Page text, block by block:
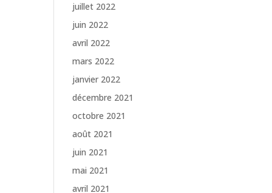
juillet 2022
juin 2022
avril 2022
mars 2022
janvier 2022
décembre 2021
octobre 2021
août 2021
juin 2021
mai 2021
avril 2021